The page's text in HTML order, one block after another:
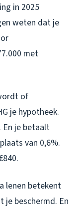
in 2025
weten dat je
met
of
je hypotheek.
je betaalt
van 0,6%.
lenen betekent
je beschermd. En